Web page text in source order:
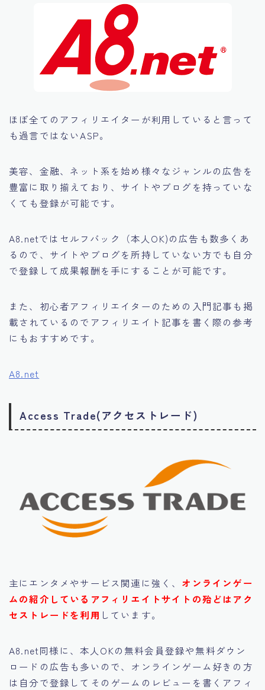
ほぼ全てのアフィリエイターが利用していると言って
も過言ではないASP。
美容、金融、ネット系を始め様々なジャンルの広告を
豊富に取り揃えており、 サイトやブログを持っていな
くても登録が可能です。
A8.netではセルフバック（本人OK)の広告も数多くあ
るので、サイトやブログを所持していない方でも自分
で登録して成果報酬を手にすることが可能です。
また、初心者アフィリエイターのための入門記事も掲
載されているのでアフィリエイト記事を書く際の参考
にもおすすめです。
A8.net
Access Trade(アクセストレード)
主にエンタメやサービス関連に強く、 オンラインゲー
ムの紹介しているアフィリエイトサイトの殆どはアク
セストレードを利用 しています。
A8.net同様に、本人OKの無料会員登録や無料ダウン
ロードの広告も多いので、オンラインゲーム好きの方
は自分で登録してそのゲームのレビューを書くアフィ